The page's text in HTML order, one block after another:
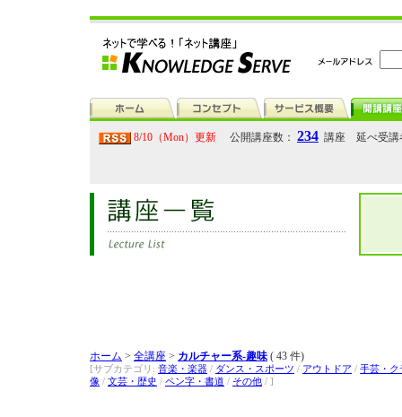
8/10（Mon）更新 公開講座数： 234 講座 延べ受講
ホーム > 全講座 > カルチャー系-趣味( 43 件)
[サブカテゴリ: 音楽・楽器 / ダンス・スポーツ / アウトドア / 手芸・ク
像 / 文芸・歴史 / ペン字・書道 / その他 / ]